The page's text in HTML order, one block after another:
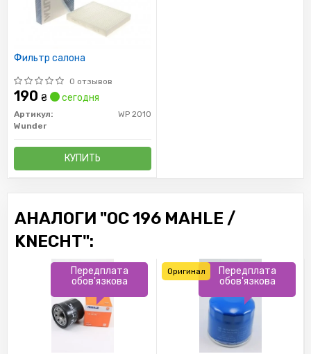
Фильтр салона
0 отзывов
190 ₴ сегодня
Артикул:
WP 2010
Wunder
КУПИТЬ
АНАЛОГИ "OC 196 MAHLE /
KNECHT":
Передплата
обов'язкова
Передплата
обов'язкова
Оригинал